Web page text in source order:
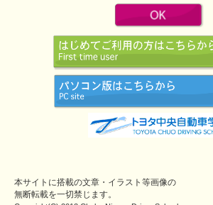
本サイトに搭載の文章・イラスト等画像の
無断転載を一切禁じます。